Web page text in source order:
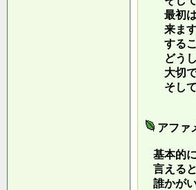
最初は
来ます
するこ
どうし
大切で
そして
アファ
基本的に
言える
誰かがい